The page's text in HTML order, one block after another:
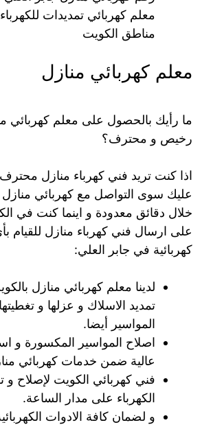
معلم كهربائي تمديدات
مناطق الكويت
معلم كهربائي منازل
ما رأيك بالحصول على معلم كهربائي
رخيص و محترف؟
اذا كنت تريد فني كهرباء منازل
عليك سوى التواصل مع كهربائي منازل
خلال دقائق معدودة و اينما كنت في
على ارسال فني كهرباء منازل للقيام
كهربائية في جابر العلي:
لدينا معلم كهربائي منازل
تمديد الاسلاك و عزلها و
المواسير أيضا.
اصلاح المواسير المكسورة و
عالية ضمن خدمات كهربائي
فني كهربائي الكويت لإصلاح
الكهرباء على مدار الساعة.
و لضمان كافة الادوات